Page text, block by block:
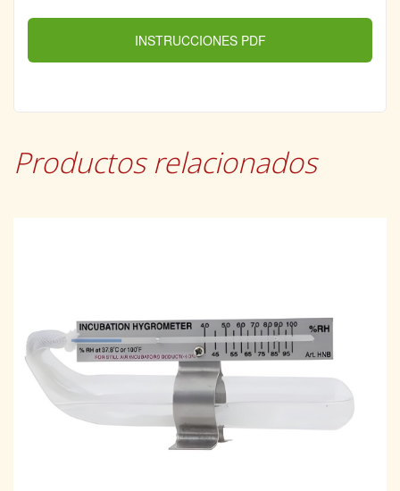
INSTRUCCIONES PDF
Productos relacionados